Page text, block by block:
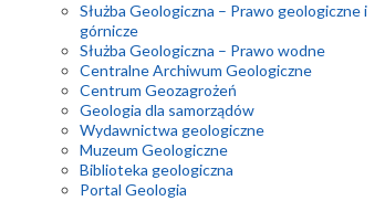
Służba Geologiczna – Prawo geologiczne i
górnicze
Służba Geologiczna – Prawo wodne
Centralne Archiwum Geologiczne
Centrum Geozagrożeń
Geologia dla samorządów
Wydawnictwa geologiczne
Muzeum Geologiczne
Biblioteka geologiczna
Portal Geologia